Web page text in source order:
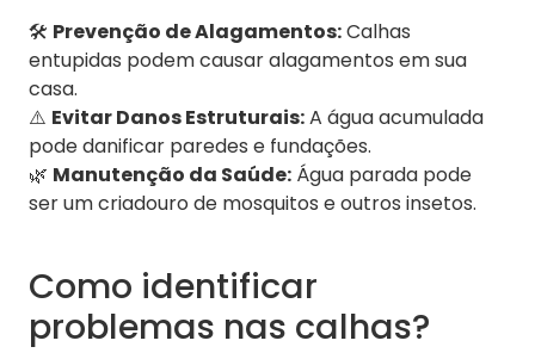
🛠️ Prevenção de Alagamentos:Calhas
entupidas podem causar alagamentos em sua
casa.
⚠️ Evitar Danos Estruturais:A água acumulada
pode danificar paredes e fundações.
🌿 Manutenção da Saúde: Água parada pode
ser um criadouro de mosquitos e outros insetos.
Como identificar
problemas nas calhas?